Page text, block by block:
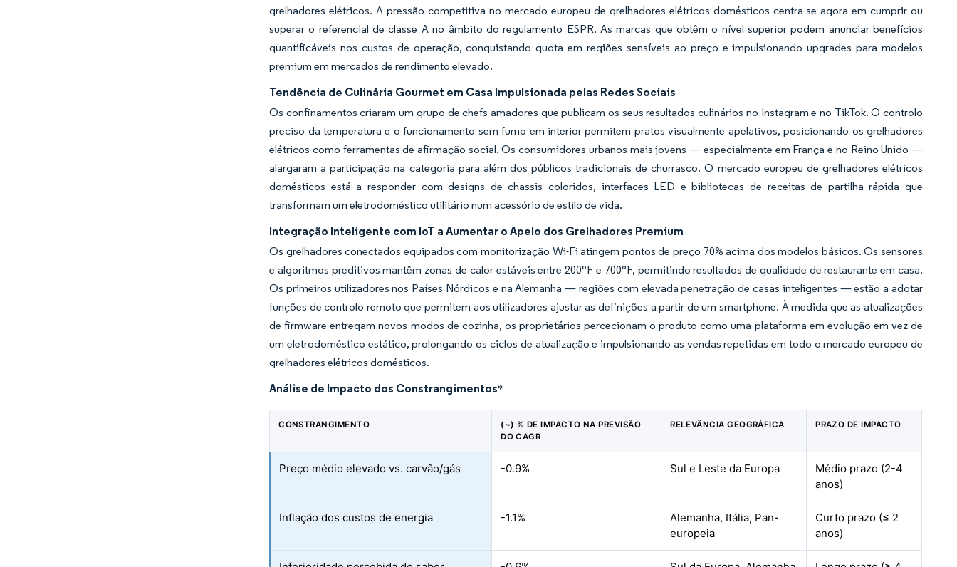
grelhadores elétricos. A pressão competitiva no mercado europeu de grelhadores elétricos domésticos centra-se agora em cumprir ou
superar o referencial de classe A no âmbito do regulamento ESPR. As marcas que obtêm o nível superior podem anunciar benefícios
quantificáveis nos custos de operação, conquistando quota em regiões sensíveis ao preço e impulsionando upgrades para modelos
premium em mercados de rendimento elevado.
Tendência de Culinária Gourmet em Casa Impulsionada pelas Redes Sociais
Os confinamentos criaram um grupo de chefs amadores que publicam os seus resultados culinários no Instagram e no TikTok. O controlo
preciso da temperatura e o funcionamento sem fumo em interior permitem pratos visualmente apelativos, posicionando os grelhadores
elétricos como ferramentas de afirmação social. Os consumidores urbanos mais jovens — especialmente em França e no Reino Unido —
alargaram a participação na categoria para além dos públicos tradicionais de churrasco. O mercado europeu de grelhadores elétricos
domésticos está a responder com designs de chassis coloridos, interfaces LED e bibliotecas de receitas de partilha rápida que
transformam um eletrodoméstico utilitário num acessório de estilo de vida.
Integração Inteligente com IoT a Aumentar o Apelo dos Grelhadores Premium
Os grelhadores conectados equipados com monitorização Wi-Fi atingem pontos de preço 70% acima dos modelos básicos. Os sensores
e algoritmos preditivos mantêm zonas de calor estáveis entre 200°F e 700°F, permitindo resultados de qualidade de restaurante em casa.
Os primeiros utilizadores nos Países Nórdicos e na Alemanha — regiões com elevada penetração de casas inteligentes — estão a adotar
funções de controlo remoto que permitem aos utilizadores ajustar as definições a partir de um smartphone. À medida que as atualizações
de firmware entregam novos modos de cozinha, os proprietários percecionam o produto como uma plataforma em evolução em vez de
um eletrodoméstico estático, prolongando os ciclos de atualização e impulsionando as vendas repetidas em todo o mercado europeu de
grelhadores elétricos domésticos.
Análise de Impacto dos Constrangimentos*
CONSTRANGIMENTO
(~) % DE IMPACTO NA PREVISÃO
DO CAGR
RELEVÂNCIA GEOGRÁFICA PRAZO DE IMPACTO
Preço médio elevado vs. carvão/gás -0.9% Sul e Leste da Europa
Médio prazo (2-4
anos)
Inflação dos custos de energia -1.1%
Alemanha, Itália, Pan-
europeia
Curto prazo (≤ 2
anos)